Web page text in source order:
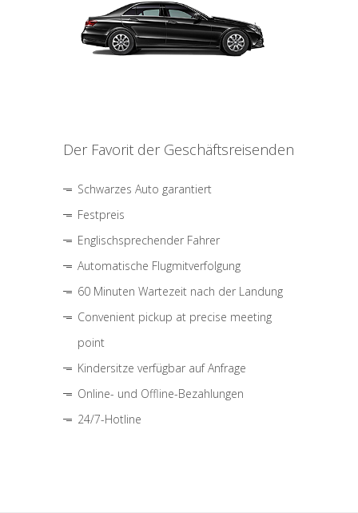
Der Favorit der Geschäftsreisenden
Schwarzes Auto garantiert
Festpreis
Englischsprechender Fahrer
Automatische Flugmitverfolgung
60 Minuten Wartezeit nach der Landung
Convenient pickup at precise meeting
point
Kindersitze verfügbar auf Anfrage
Online- und Offline-Bezahlungen
24/7-Hotline